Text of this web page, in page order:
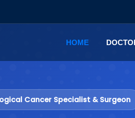
HOME
Cancer Specialist & Surgeon